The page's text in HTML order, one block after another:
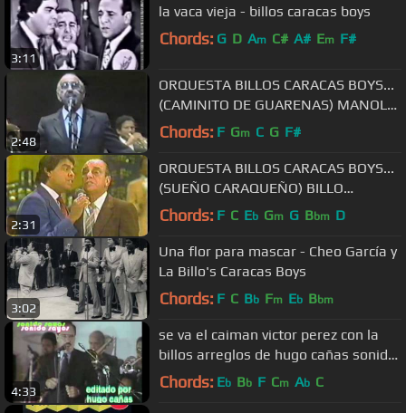
3:11
la vaca vieja - billos caracas boys
Chords: G D Am C# A# Em F#
2:48
ORQUESTA BILLOS CARACAS BOYS...
(CAMINITO DE GUARENAS) MANOLO
MONTERREY
Chords: F Gm C G F#
2:31
ORQUESTA BILLOS CARACAS BOYS...
(SUEÑO CARAQUEÑO) BILLO
FRÓMETA Y ELY
Chords: F C Eb Gm G Bbm D
3:02
Una flor para mascar - Cheo García y
La Billo's Caracas Boys
Chords: F C Bb Fm Eb Bbm
4:33
se va el caiman victor perez con la
billos arreglos de hugo cañas sonido
sayos
Chords: Eb Bb F Cm Ab C